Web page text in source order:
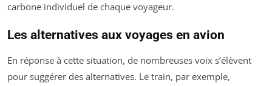
carbone individuel de chaque voyageur.
Les alternatives aux voyages en avion
En réponse à cette situation, de nombreuses voix s’élèvent
pour suggérer des alternatives. Le train, par exemple,